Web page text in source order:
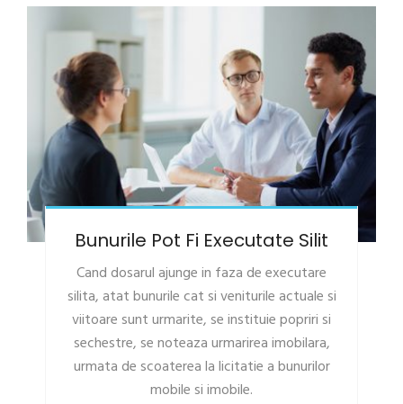
Bunurile Pot Fi Executate Silit
Cand dosarul ajunge in faza de executare
silita, atat bunurile cat si veniturile actuale si
viitoare sunt urmarite, se instituie popriri si
sechestre, se noteaza urmarirea imobilara,
urmata de scoaterea la licitatie a bunurilor
mobile si imobile.